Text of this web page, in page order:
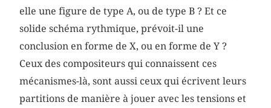
elle une figure de type A, ou de type B ? Et ce
solide schéma rythmique, prévoit-il une
conclusion en forme de X, ou en forme de Y ?
Ceux des compositeurs qui connaissent ces
mécanismes-là, sont aussi ceux qui écrivent leurs
partitions de manière à jouer avec les tensions et